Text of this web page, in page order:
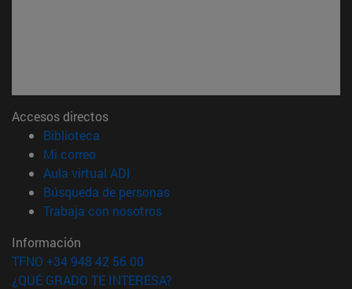
Accesos directos
Biblioteca
Mi correo(abre en nueva ventana)
Aula virtual ADI
Búsqueda de personas(abre en nueva ventana)
Trabaja con nosotros(abre en nueva ventana)
Información
TFNO +34 948 42 56 00
¿QUÉ GRADO TE INTERESA?